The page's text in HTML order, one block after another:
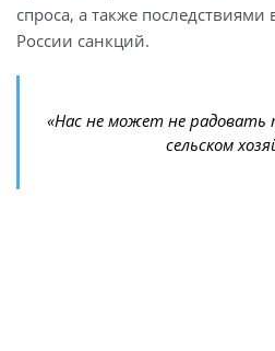
спроса, а также
России санкций.
«Нас не может не
сельском